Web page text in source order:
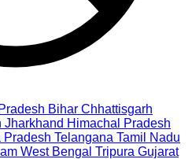
Bihar Chhattisgarh
Jharkhand Himachal Pradesh
Pradesh Telangana Tamil Nadu
West Bengal Tripura Gujarat